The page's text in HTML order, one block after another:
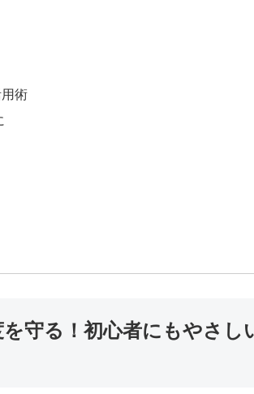
術
守る！初心者にもやさし